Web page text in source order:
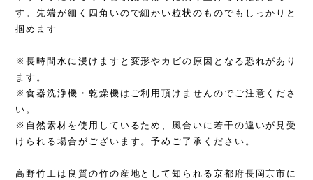
す。先端が細く四角いので細かい粒状のものでもしっかりと
掴めます
※長時間水に浸けますと変形やカビの原因となる恐れがあり
ます。
※食器洗浄機・乾燥機はご利用頂けませんのでご注意くださ
い。
※自然素材を使用しているため、風合いに若干の違いが見受
けられる場合がございます。予めご了承ください。
高野竹工は良質の竹の産地として知られる京都府長岡京市に